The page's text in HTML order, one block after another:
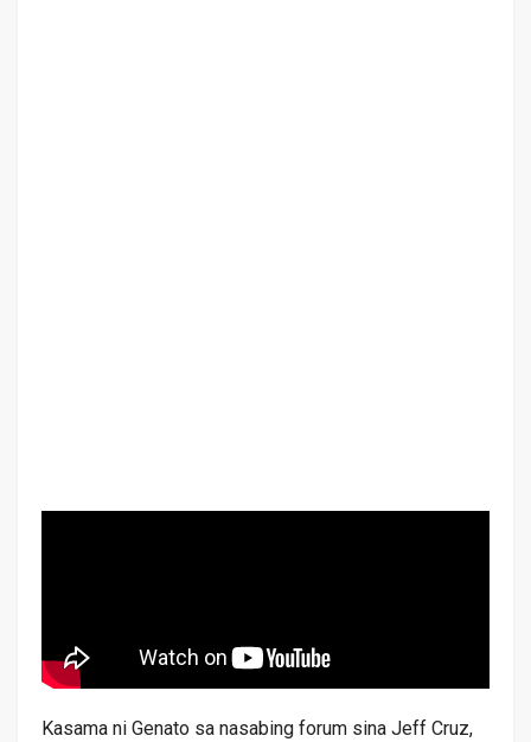
Kasama ni Genato sa nasabing forum sina Jeff Cruz,